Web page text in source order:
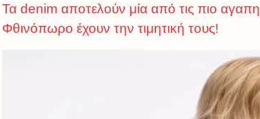
Τα denim αποτελούν μία από τις πιο
Φθινόπωρο έχουν την τιμητική τους!